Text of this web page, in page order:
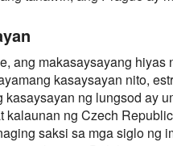
ang makasaysayang
kasaysayan nito,
kasaysayan ng lungsod ay
kalaunan ng Czech
saksi sa mga siglo ng